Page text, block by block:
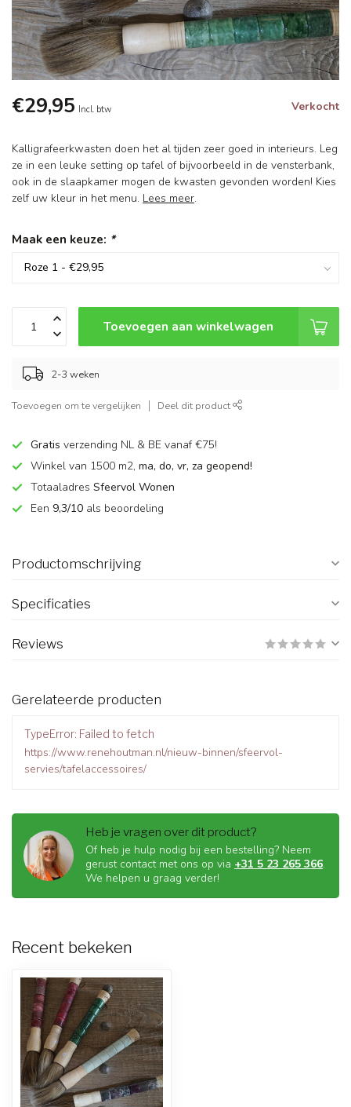
€29,95 Incl. btw Verkocht
Kalligrafeerkwasten doen het al tijden zeer goed in interieurs. Leg
ze in een leuke setting op tafel of bijvoorbeeld in de vensterbank,
ook in de slaapkamer mogen de kwasten gevonden worden! Kies
zelf uw kleur in het menu. Lees meer.
Maak een keuze: *
Toevoegen aan winkelwagen
2-3 weken
Toevoegen om te vergelijken Deel dit product
Gratis verzending NL & BE vanaf €75!
Winkel van 1500 m2, ma, do, vr, za geopend!
Totaaladres Sfeervol Wonen
Een 9,3/10 als beoordeling
Productomschrijving
Specificaties
Reviews
Gerelateerde producten
TypeError: Failed to fetch
https://www.renehoutman.nl/nieuw-binnen/sfeervol-
servies/tafelaccessoires/
Heb je vragen over dit product?
Of heb je hulp nodig bij een bestelling? Neem
gerust contact met ons op via +31 5 23 265 366.
We helpen u graag verder!
Recent bekeken